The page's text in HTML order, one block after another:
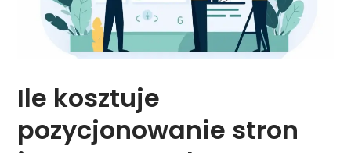
Ile kosztuje
pozycjonowanie stron